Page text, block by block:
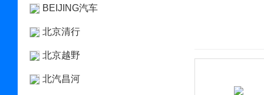
BEIJING汽车
北京清行
北京越野
北汽昌河